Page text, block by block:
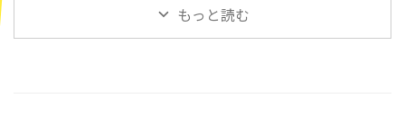
もっと読む